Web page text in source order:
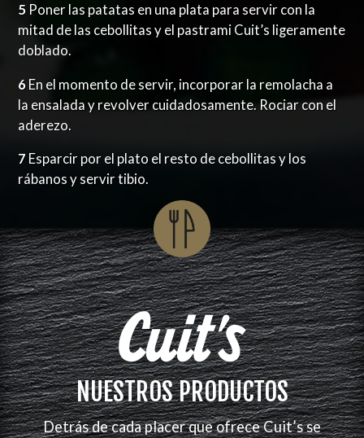
5 Poner las patatas en una plata para servir con la
mitad de las cebollitas y el pastrami Cuit’s ligeramente
doblado.
6 En el momento de servir, incorporar la remolacha a
la ensalada y revolver cuidadosamente. Rociar con el
aderezo.
7 Esparcir por el plato el resto de cebollitas y los
rábanos y servir tibio.
NUESTROS PRODUCTOS
Detrás de cada placer que ofrece Cuit’s se